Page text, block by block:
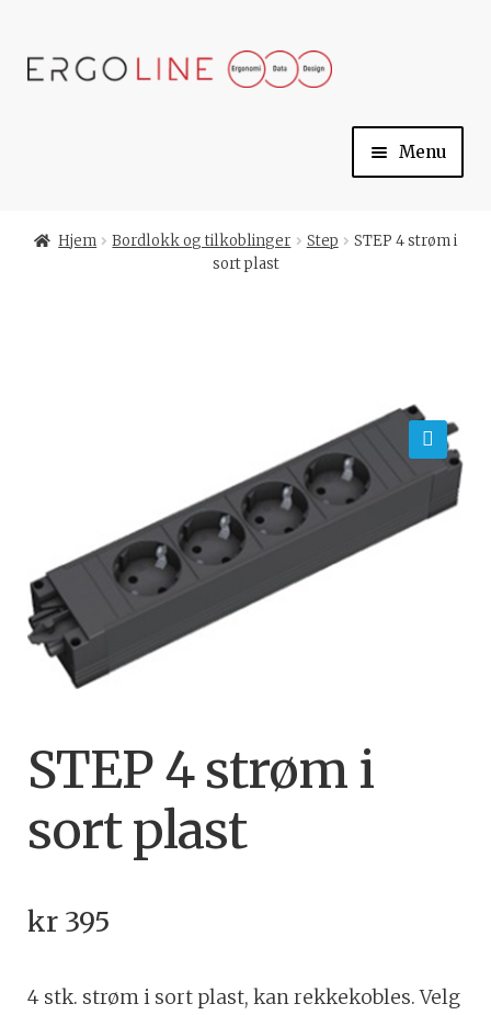
Skip
Skip
Menu
Hjem Bordlokk og tilkoblinger Step
STEP 4 strøm i
sort plast
🔍
STEP 4 strøm i
sort plast
kr395
4 stk. strøm i sort plast, kan rekkekobles. Velg